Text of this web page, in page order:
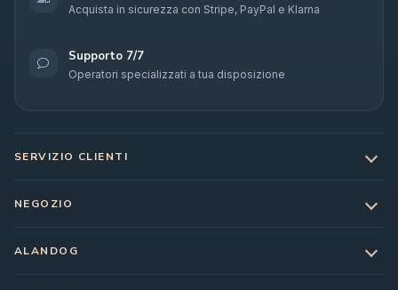
Acquista in sicurezza con Stripe, PayPal e Klarna
Supporto 7/7
Operatori specializzati a tua disposizione
SERVIZIO CLIENTI
NEGOZIO
ALANDOG